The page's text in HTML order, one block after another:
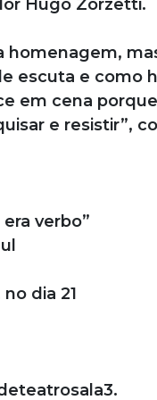
Hugo Zorzetti.
homenagem,
escuta e como
em cena
e resistir”,
verbo”
dia 21